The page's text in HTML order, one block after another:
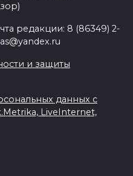
редакции: 8 (86349) 2-
и защиты
данных с
LiveInternet,